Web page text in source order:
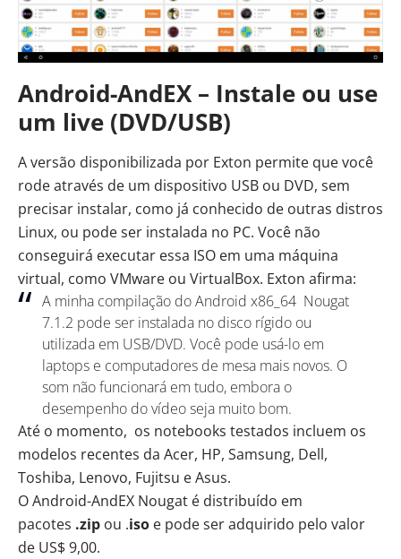
Android-AndEX – Instale ou use
um live (DVD/USB)
A versão disponibilizada por Exton permite que você
rode através de um dispositivo USB ou DVD, sem
precisar instalar, como já conhecido de outras distros
Linux, ou pode ser instalada no PC. Você não
conseguirá executar essa ISO em uma máquina
virtual, como VMware ou VirtualBox. Exton afirma:
A minha compilação do Android x86_64 Nougat
7.1.2 pode ser instalada no disco rígido ou
utilizada em USB/DVD. Você pode usá-lo em
laptops e computadores de mesa mais novos. O
som não funcionará em tudo, embora o
desempenho do vídeo seja muito bom.
Até o momento, os notebooks testados incluem os
modelos recentes da Acer, HP, Samsung, Dell,
Toshiba, Lenovo, Fujitsu e Asus.
O Android-AndEX Nougat é distribuído em
pacotes .zip ou .iso e pode ser adquirido pelo valor
de US$ 9,00.